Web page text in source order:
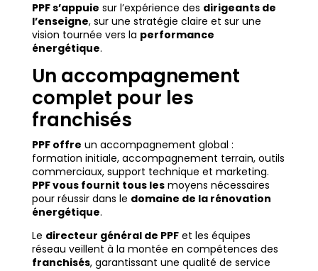
PPF s’appuie sur l’expérience des dirigeants de
l’enseigne, sur une stratégie claire et sur une
vision tournée vers la performance
énergétique.
Un accompagnement
complet pour les
franchisés
PPF offre un accompagnement global :
formation initiale, accompagnement terrain, outils
commerciaux, support technique et marketing.
PPF vous fournit tous lesmoyens nécessaires
pour réussir dans le domaine de la rénovation
énergétique.
Le directeur général de PPFet les équipes
réseau veillent à la montée en compétences des
franchisés, garantissant une qualité de service